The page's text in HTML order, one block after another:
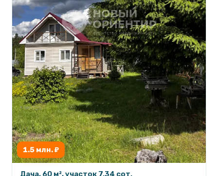
1.5 млн. ₽
Дача, 60 м², участок 7.34 сот.